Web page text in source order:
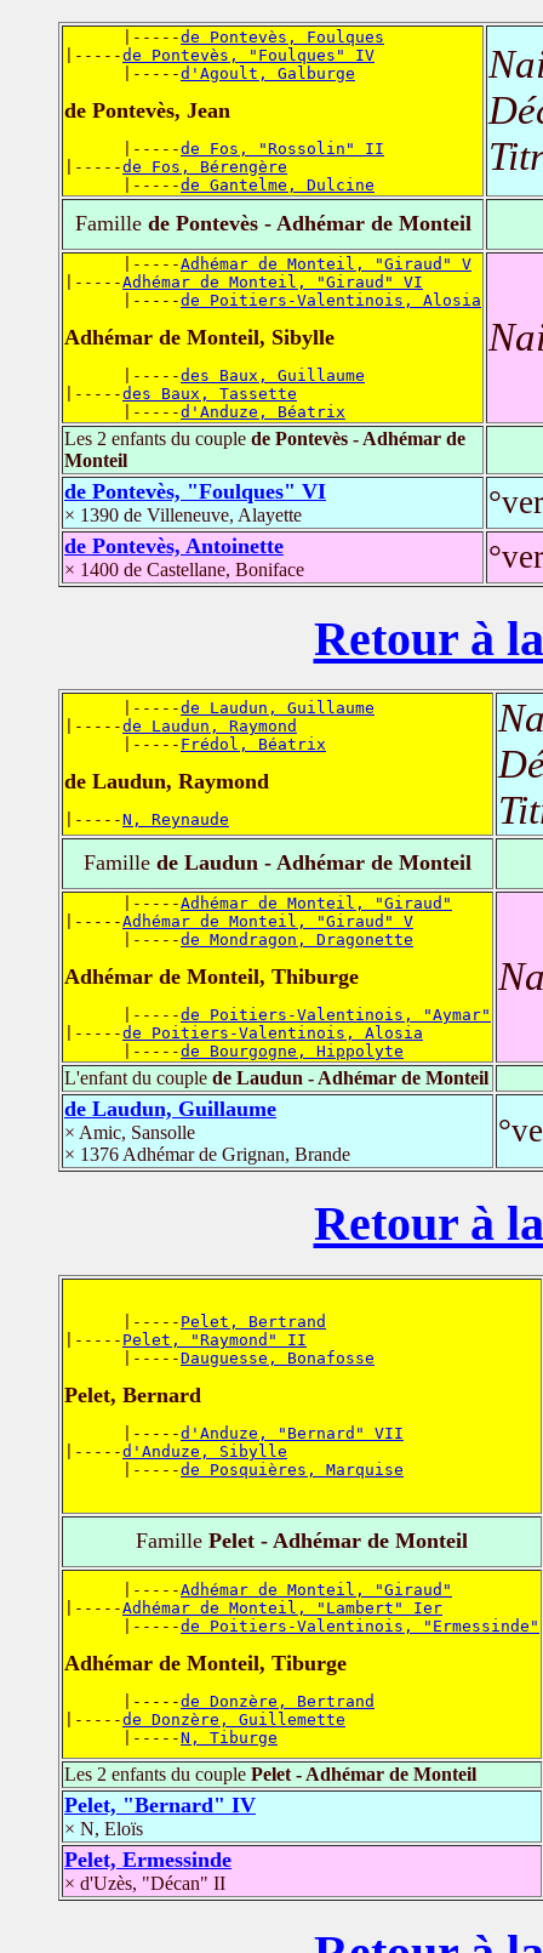
      |-----
de Pontevès, Foulques
|-----de Pontevès, "Foulques" IV
      |-----
d'Agoult, Galburge
de Pontevès, Jean
      |-----
de Fos, "Rossolin" II
|-----de Fos, Bérengère
      |-----
de Gantelme, Dulcine
Famillede Pontevès - Adhémar de Monteil
      |-----
Adhémar de Monteil, "Giraud" V
|-----Adhémar de Monteil, "Giraud" VI
      |-----
de Poitiers-Valentinois, Alosia
Adhémar de Monteil, Sibylle
      |-----
des Baux, Guillaume
|-----des Baux, Tassette
      |-----
d'Anduze, Béatrix
Les 2 enfants du couple de Pontevès - Adhémar de
Monteil
de Pontevès, "Foulques" VI
× 1390 de Villeneuve, Alayette
de Pontevès, Antoinette
× 1400 de Castellane, Boniface
Retour à
      |-----
de Laudun, Guillaume
|-----de Laudun, Raymond
      |-----
Frédol, Béatrix
de Laudun, Raymond
|-----N, Reynaude
Famille de Laudun - Adhémar de Monteil
      |-----
Adhémar de Monteil, "Giraud"
|-----Adhémar de Monteil, "Giraud" V
      |-----
de Mondragon, Dragonette
Adhémar de Monteil, Thiburge
      |-----
de Poitiers-Valentinois, "Aymar"
|-----de Poitiers-Valentinois, Alosia
      |-----
de Bourgogne, Hippolyte
L'enfant du couple de Laudun - Adhémar de Monteil
de Laudun, Guillaume
× Amic, Sansolle
× 1376 Adhémar de Grignan, Brande
Retour à
      |-----
Pelet, Bertrand
|----- Pelet, "Raymond" II
      |-----
Dauguesse, Bonafosse
Pelet, Bernard
      |-----
d'Anduze, "Bernard" VII
|-----d'Anduze, Sibylle
      |-----
de Posquières, Marquise
Famille Pelet - Adhémar de Monteil
      |-----
Adhémar de Monteil, "Giraud"
|-----Adhémar de Monteil, "Lambert" Ier
      |-----
de Poitiers-Valentinois, "Ermessinde"
Adhémar de Monteil, Tiburge
      |-----
de Donzère, Bertrand
|-----de Donzère, Guillemette
      |-----
N, Tiburge
Les 2 enfants du couple Pelet - Adhémar de Monteil
Pelet, "Bernard" IV
× N, Eloïs
Pelet, Ermessinde
× d'Uzès, "Décan" II